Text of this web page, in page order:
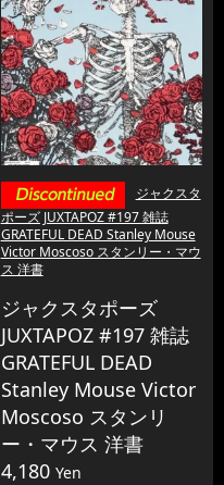
ジャクスタ
ポーズ JUXTAPOZ #197 雑誌
GRATEFUL DEAD Stanley Mouse
Victor Moscoso スタンリー・マウ
ス 洋書
ジャクスタポーズ
JUXTAPOZ #197 雑誌
GRATEFUL DEAD
Stanley Mouse Victor
Moscoso スタンリ
ー・マウス 洋書
4,180 Yen